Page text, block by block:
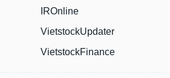
IROnline
VietstockUpdater
VietstockFinance